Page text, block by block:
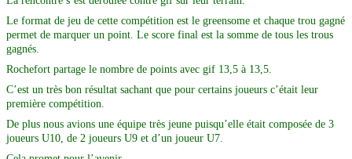
Le format de jeu de cette compétition est le greensome et chaque trou gagné
permet de marquer un point. Le score final est la somme de tous les trous
gagnés.
Rochefort partage le nombre de points avec gif 13,5 à 13,5.
C’est un très bon résultat sachant que pour certains joueurs c’était leur
première compétition.
De plus nous avions une équipe très jeune puisqu’elle était composée de 3
joueurs U10, de 2 joueurs U9 et d’un joueur U7.